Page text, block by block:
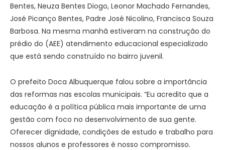
Bentes, Neuza Bentes Diogo, Leonor Machado Fernandes,
José Picanço Bentes, Padre José Nicolino, Francisca Souza
Barbosa. Na mesma manhã estiveram na construção do
prédio do (AEE) atendimento educacional especializado
que está sendo construído no bairro juvenil.
O prefeito Doca Albuquerque falou sobre a importância
das reformas nas escolas municipais. “Eu acredito que a
educação é a política pública mais importante de uma
gestão com foco no desenvolvimento de sua gente.
Oferecer dignidade, condições de estudo e trabalho para
nossos alunos e professores é nosso compromisso.